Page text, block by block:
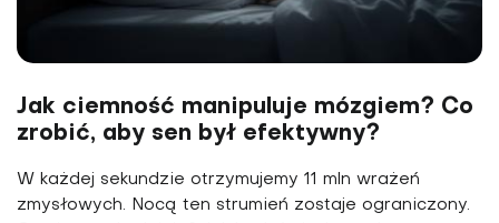
Jak ciemność manipuluje mózgiem? Co
zrobić, aby sen był efektywny?
W każdej sekundzie otrzymujemy 11 mln wrażeń
zmysłowych. Nocą ten strumień zostaje ograniczony.